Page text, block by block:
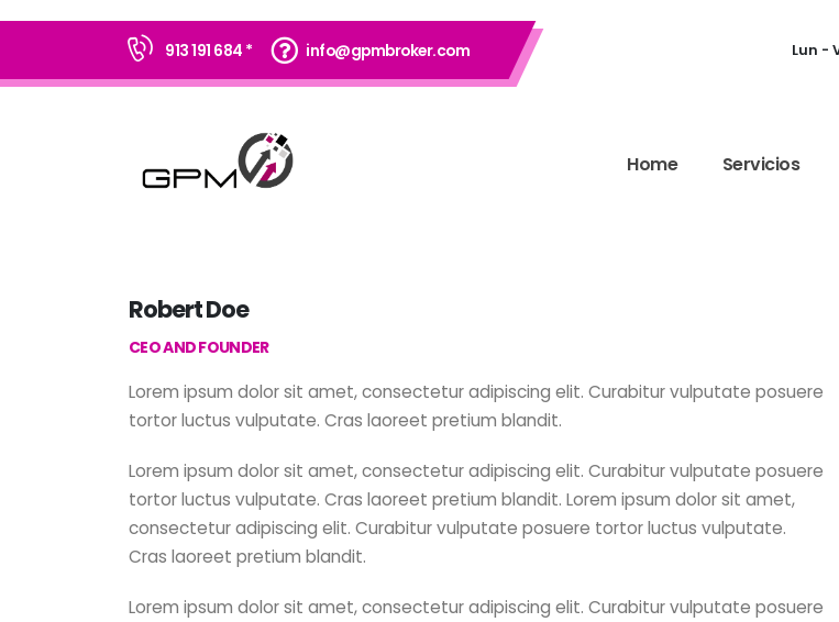
913 191 684 * info@gpmbroker.com Lun -
Home Servicios
Robert Doe
CEO AND FOUNDER
Lorem ipsum dolor sit amet, consectetur adipiscing elit. Curabitur vulputate posuere
tortor luctus vulputate. Cras laoreet pretium blandit.
Lorem ipsum dolor sit amet, consectetur adipiscing elit. Curabitur vulputate posuere
tortor luctus vulputate. Cras laoreet pretium blandit. Lorem ipsum dolor sit amet,
consectetur adipiscing elit. Curabitur vulputate posuere tortor luctus vulputate.
Cras laoreet pretium blandit.
Lorem ipsum dolor sit amet, consectetur adipiscing elit. Curabitur vulputate posuere